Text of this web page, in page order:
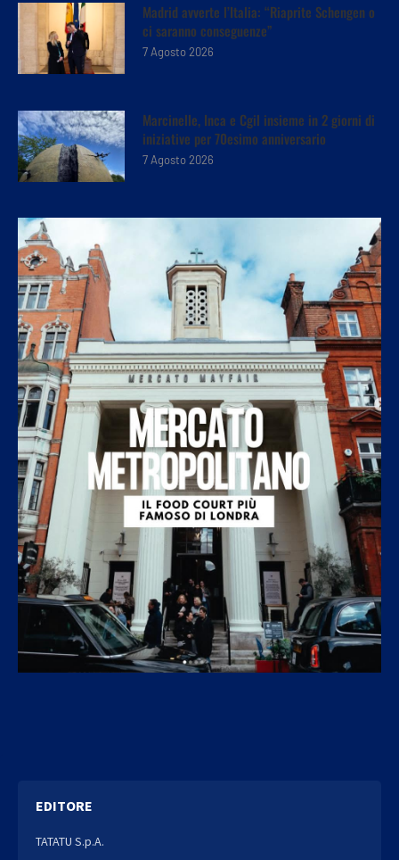
Madrid avverte l’Italia: “Riaprite Schengen o
ci saranno conseguenze”
7 Agosto 2026
Marcinelle, Inca e Cgil insieme in 2 giorni di
iniziative per 70esimo anniversario
7 Agosto 2026
EDITORE
TATATU S.p.A.